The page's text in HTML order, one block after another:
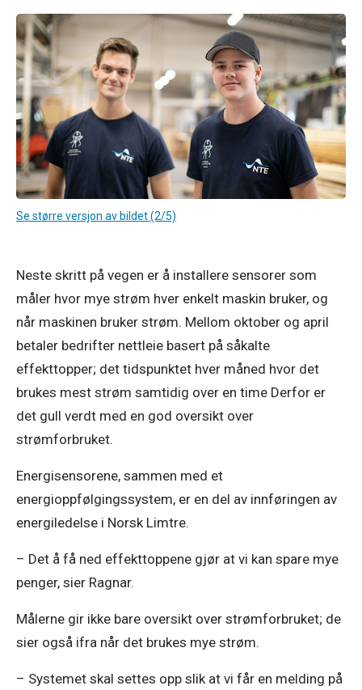
Se større versjon av bildet (2/5)
Neste skritt på vegen er å installere sensorer som
måler hvor mye strøm hver enkelt maskin bruker, og
når maskinen bruker strøm. Mellom oktober og april
betaler bedrifter nettleie basert på såkalte
effekttopper; det tidspunktet hver måned hvor det
brukes mest strøm samtidig over en time Derfor er
det gull verdt med en god oversikt over
strømforbruket.
Energisensorene, sammen med et
energioppfølgingssystem, er en del av innføringen av
energiledelse i Norsk Limtre.
– Det å få ned effekttoppene gjør at vi kan spare mye
penger, sier Ragnar.
Målerne gir ikke bare oversikt over strømforbruket; de
sier også ifra når det brukes mye strøm.
– Systemet skal settes opp slik at vi får en melding på